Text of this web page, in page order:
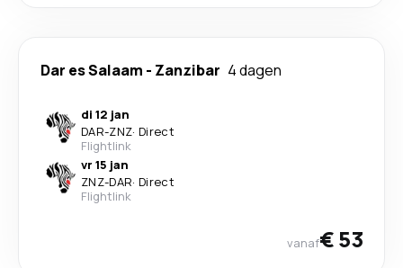
Dar es Salaam - Zanzibar 4 dagen
di 12 jan
DAR-ZNZ· Direct
Flightlink
vr 15 jan
ZNZ-DAR· Direct
Flightlink
vanaf€ 53